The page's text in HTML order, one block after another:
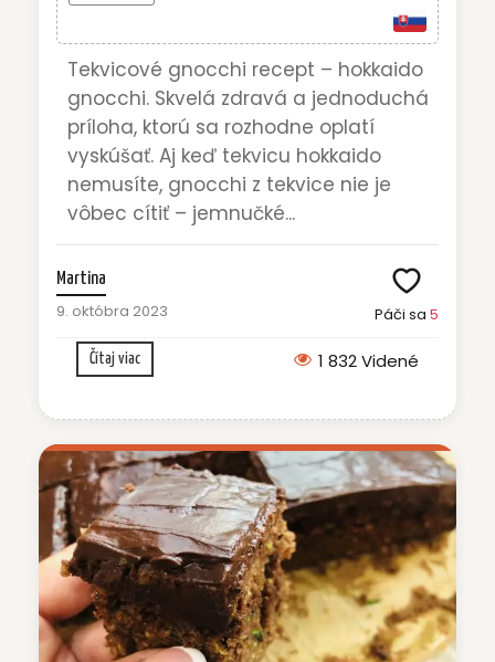
Tekvicové gnocchi recept – hokkaido
gnocchi. Skvelá zdravá a jednoduchá
príloha, ktorú sa rozhodne oplatí
vyskúšať. Aj keď tekvicu hokkaido
nemusíte, gnocchi z tekvice nie je
vôbec cítiť – jemnučké...
Martina
9. októbra 2023 Páči sa 5
Čítaj viac 1 832 Videné